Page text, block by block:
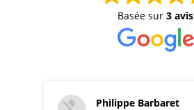
Basée sur3 avis
Philippe Barbaret